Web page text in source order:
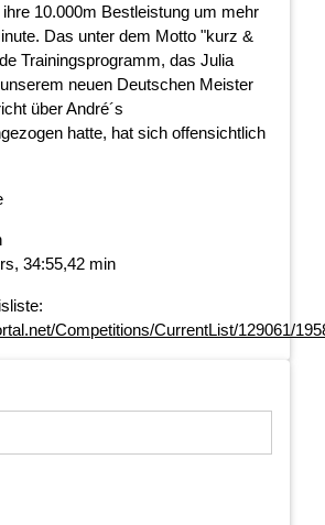
10.000m Bestleistung um mehr
Das unter dem Motto "kurz &
Trainingsprogramm, das Julia
neuen Deutschen Meister
über André´s
hatte, hat sich offensichtlich
34:55,42 min
Competitions/CurrentList/129061/